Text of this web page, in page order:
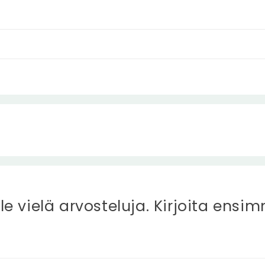
vielä arvosteluja. Kirjoita